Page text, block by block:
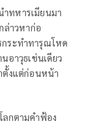
ำทหารเมียนมา
ล่าวหาก่อ
ระทำทารุณโหด
อาวุธเช่นเดียว
ตั้งแต่ก่อนหน้า
ลกตามคำฟ้อง